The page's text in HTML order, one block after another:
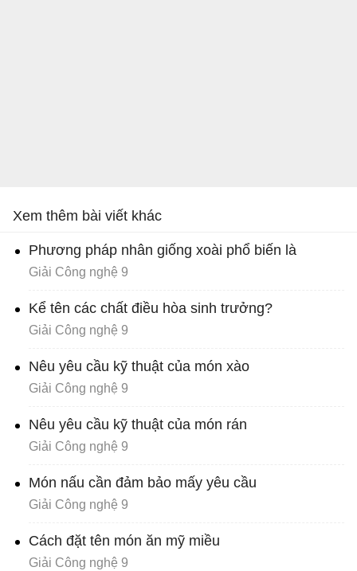
Xem thêm bài viết khác
Phương pháp nhân giống xoài phổ biến là
Giải Công nghệ 9
Kể tên các chất điều hòa sinh trưởng?
Giải Công nghệ 9
Nêu yêu cầu kỹ thuật của món xào
Giải Công nghệ 9
Nêu yêu cầu kỹ thuật của món rán
Giải Công nghệ 9
Món nấu cần đảm bảo mấy yêu cầu
Giải Công nghệ 9
Cách đặt tên món ăn mỹ miều
Giải Công nghệ 9